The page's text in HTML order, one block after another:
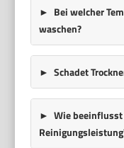
Bei welcher
waschen?
Schadet
Wie